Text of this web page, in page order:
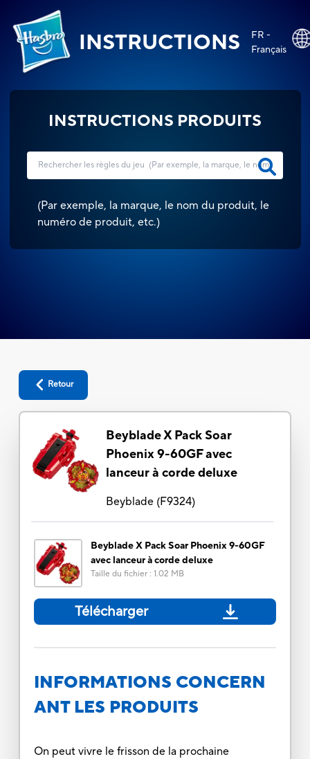
INSTRUCTIONS
FR -
Français
INSTRUCTIONS PRODUITS
(Par exemple, la marque, le nom du produit, le
numéro de produit, etc.)
Retour
Beyblade X Pack Soar
Phoenix 9-60GF avec
lanceur à corde deluxe
Beyblade(F9324)
Beyblade X Pack Soar Phoenix 9-60GF
avec lanceur à corde deluxe
Taille du fichier: 1.02 MB
Télécharger
INFORMATIONS CONCERN
ANT LES PRODUITS
On peut vivre le frisson de la prochaine